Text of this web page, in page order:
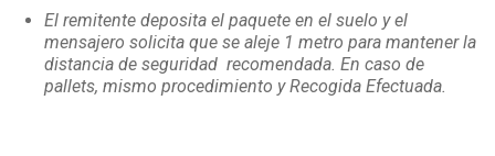
El remitente deposita el paquete en el suelo y el
mensajero solicita que se aleje 1 metro para mantener la
distancia de seguridad recomendada. En caso de
pallets, mismo procedimiento y Recogida Efectuada.